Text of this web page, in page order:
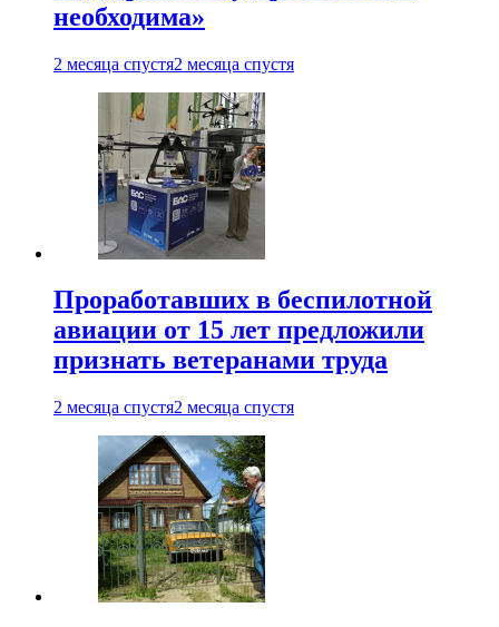
необходима»
2 месяца спустя2 месяца спустя
Проработавших в беспилотной
авиации от 15 лет предложили
признать ветеранами труда
2 месяца спустя2 месяца спустя